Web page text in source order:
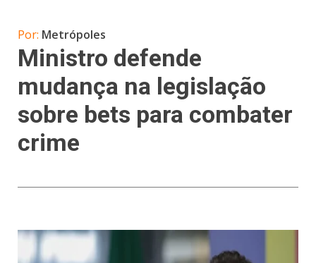
Por: Metrópoles
Ministro defende
mudança na legislação
sobre bets para combater
crime